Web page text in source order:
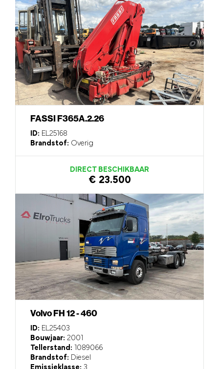
FASSI F365A.2.26
ID: EL25168
Brandstof: Overig
DIRECT BESCHIKBAAR
€ 23.500
Volvo FH 12 - 460
ID: EL25403
Bouwjaar: 2001
Tellerstand: 1089066
Brandstof: Diesel
Emissieklasse: 3